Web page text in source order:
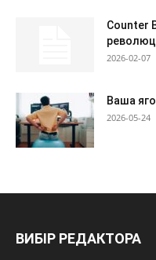
Counter
2026-02-07
Ваша
2026-05-24
ВИБІР РЕДАКТОРА